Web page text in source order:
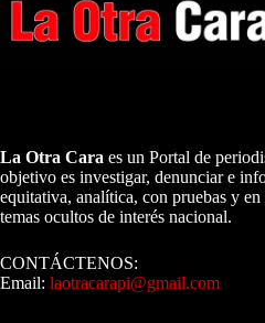
La Otra Cara es un Portal de
objetivo es investigar, denunciar e
equitativa, analítica, con pruebas y
temas ocultos de interés nacional.
CONTÁCTENOS:
Email: laotracarapi@gmail.com